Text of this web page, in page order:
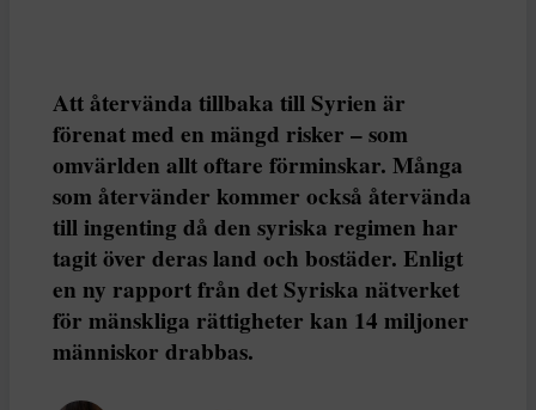
Att återvända tillbaka till Syrien är
förenat med en mängd risker – som
omvärlden allt oftare förminskar. Många
som återvänder kommer också återvända
till ingenting då den syriska regimen har
tagit över deras land och bostäder. Enligt
en ny rapport från det Syriska nätverket
för mänskliga rättigheter kan 14 miljoner
människor drabbas.